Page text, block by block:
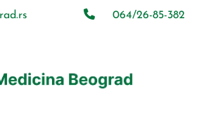
064/26-85-382